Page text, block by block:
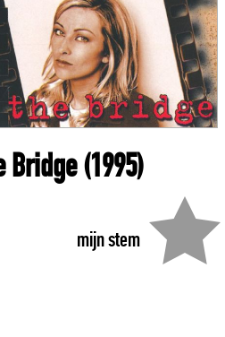
(1995)
mijn stem